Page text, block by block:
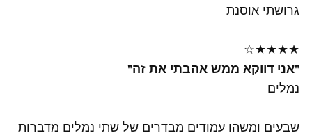
גרושתי אוסנת
☆★★★★
"אני דווקא ממש אהבתי את זה"
נמלים
שבעים ומשהו עמודים מבדרים של שתי נמלים מדברות